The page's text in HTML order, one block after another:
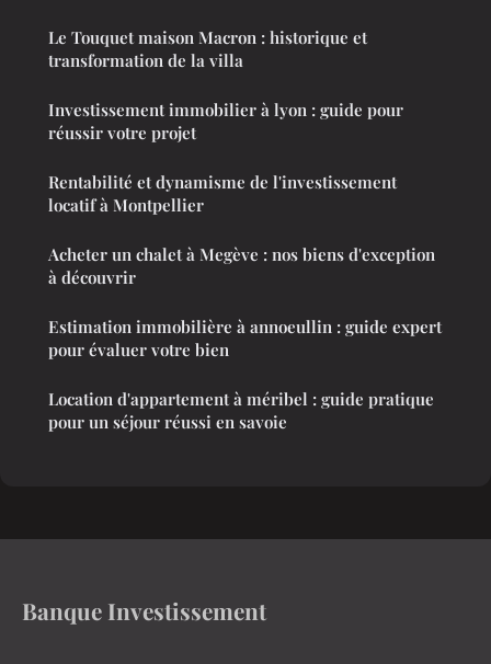
Le Touquet maison Macron : historique et
transformation de la villa
Investissement immobilier à lyon : guide pour
réussir votre projet
Rentabilité et dynamisme de l'investissement
locatif à Montpellier
Acheter un chalet à Megève : nos biens d'exception
à découvrir
Estimation immobilière à annoeullin : guide expert
pour évaluer votre bien
Location d'appartement à méribel : guide pratique
pour un séjour réussi en savoie
Banque Investissement